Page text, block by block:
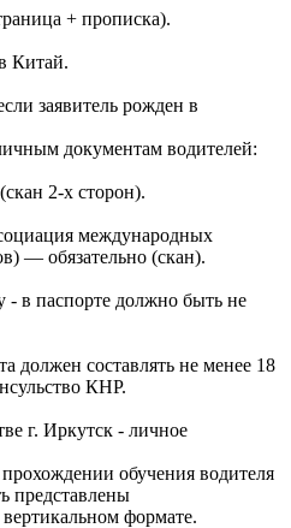
+ прописка).
Китай.
заявитель рожден в
документам водителей:
2-х сторон).
международных
— обязательно (скан).
- в паспорте должно быть не
должен составлять не менее 18
КНР.
г. Иркутск - личное
прохождении обучения водителя
формате.